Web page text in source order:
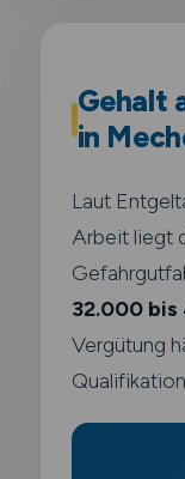
Gehalt
in
Laut
Arbeit liegt
32.000
Vergütung